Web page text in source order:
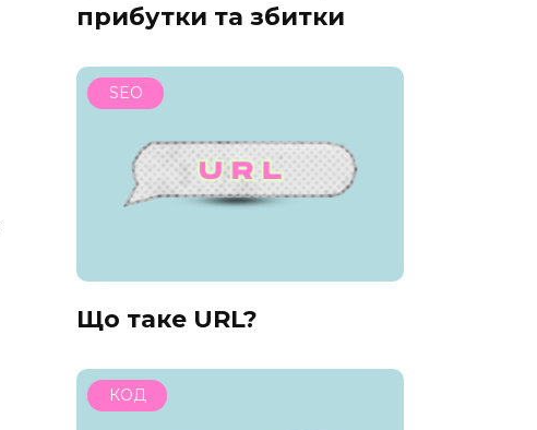
прибутки та збитки
SEO
Що таке URL?
КОД